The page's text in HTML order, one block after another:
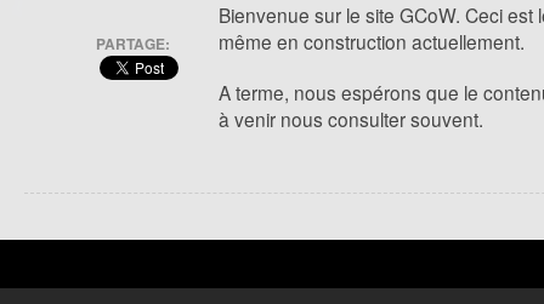
PARTAGE:
Bienvenue sur le site GCoW. Ceci
même en construction actuellement.
A terme, nous espérons que le
à venir nous consulter souvent.